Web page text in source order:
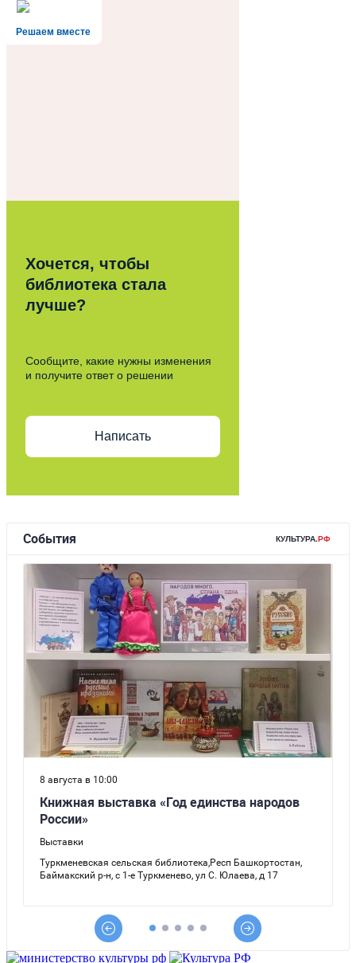
Решаем вместе
Хочется, чтобы
библиотека стала
лучше?
Сообщите, какие нужны изменения
и получите ответ о решении
Написать